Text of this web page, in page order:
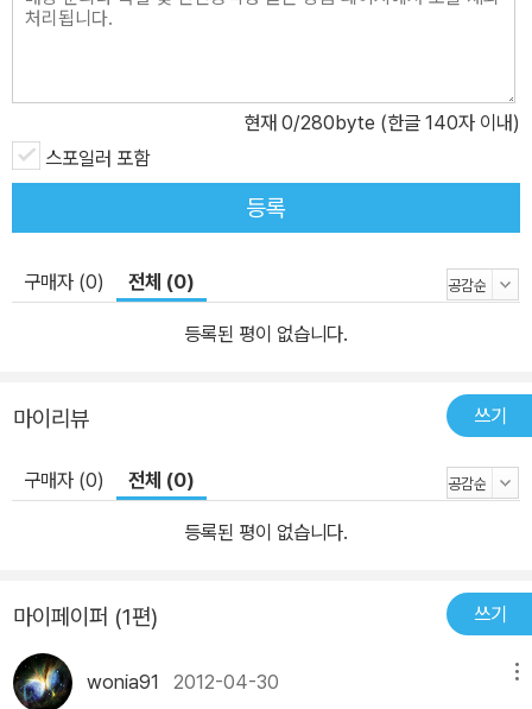
현재 0/280byte (한글 140자 이내)
스포일러 포함
등록
구매자 (0) 전체 (0)
등록된 평이 없습니다.
마이리뷰 쓰기
구매자 (0) 전체 (0)
등록된 평이 없습니다.
마이페이퍼 (1편) 쓰기
wonia91 2012-04-30